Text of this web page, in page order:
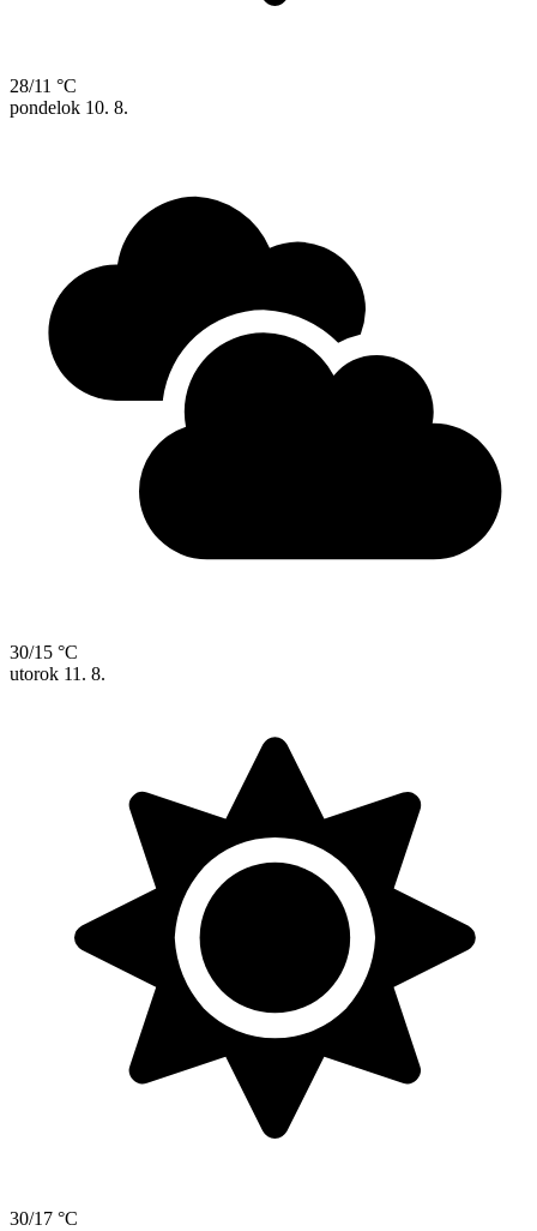
28/11 °C
pondelok 10. 8.
30/15 °C
utorok 11. 8.
30/17 °C